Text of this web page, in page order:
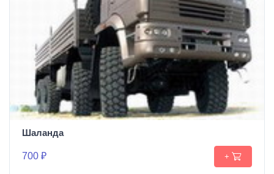
Шаланда
700 ₽ +